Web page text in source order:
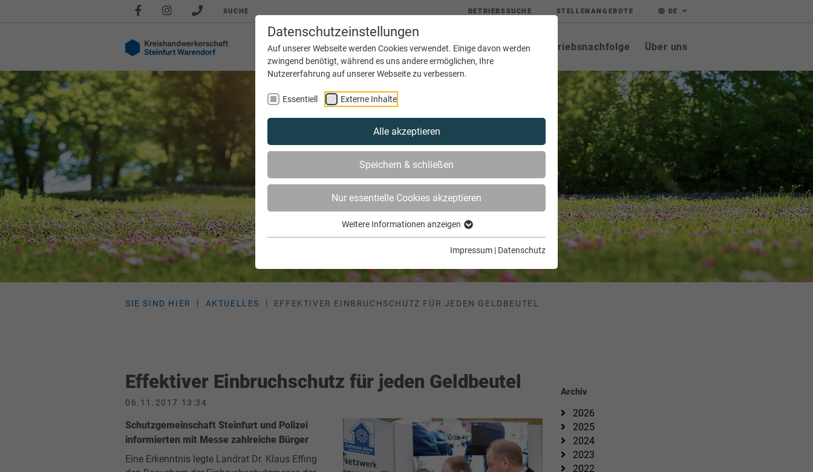
Datenschutzeinstellungen
Auf unserer Webseite werden Cookies verwendet. Einige davon werden
zwingend benötigt, während es uns andere ermöglichen, Ihre
Nutzererfahrung auf unserer Webseite zu verbessern.
Essentiell Externe Inhalte
Alle akzeptieren
Speichern & schließen
Nur essentielle Cookies akzeptieren
Weitere Informationen anzeigen
Impressum | Datenschutz
SUCHE BETRIEBSSUCHE STELLENANGEBOTE DE
Aktuelles Service Bildung Innungen Netzwerke Betriebsnachfolge Über uns
SIE SIND HIER AKTUELLES EFFEKTIVER EINBRUCHSCHUTZ FÜR JEDEN GELDBEUTEL
Effektiver Einbruchschutz für jeden Geldbeutel
06.11.2017 13:34
Schutzgemeinschaft Steinfurt und Polizei
informierten mit Messe zahlreiche Bürger
Eine Erkenntnis legte Landrat Dr. Klaus Effing
Archiv
2026
2025
2024
2023
2022